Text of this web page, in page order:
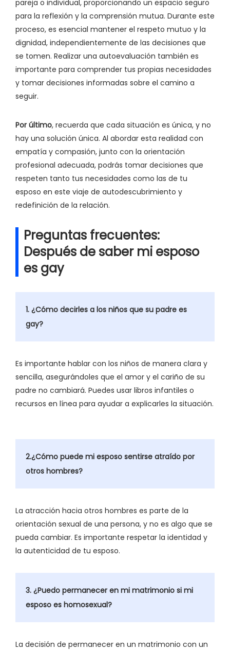
pareja o individual, proporcionando un espacio seguro
para la reflexión y la comprensión mutua. Durante este
proceso, es esencial mantener el respeto mutuo y la
dignidad, independientemente de las decisiones que
se tomen. Realizar una autoevaluación también es
importante para comprender tus propias necesidades
y tomar decisiones informadas sobre el camino a
seguir.
Por último, recuerda que cada situación es única, y no
hay una solución única. Al abordar esta realidad con
empatía y compasión, junto con la orientación
profesional adecuada, podrás tomar decisiones que
respeten tanto tus necesidades como las de tu
esposo en este viaje de autodescubrimiento y
redefinición de la relación.
Preguntas frecuentes:
Después de saber mi esposo
es gay
1. ¿Cómo decirles a los niños que su padre es
gay?
Es importante hablar con los niños de manera clara y
sencilla, asegurándoles que el amor y el cariño de su
padre no cambiará. Puedes usar libros infantiles o
recursos en línea para ayudar a explicarles la situación.
2.¿Cómo puede mi esposo sentirse atraído por
otros hombres?
La atracción hacia otros hombres es parte de la
orientación sexual de una persona, y no es algo que se
pueda cambiar. Es importante respetar la identidad y
la autenticidad de tu esposo.
3. ¿Puedo permanecer en mi matrimonio si mi
esposo es homosexual?
La decisión de permanecer en un matrimonio con un